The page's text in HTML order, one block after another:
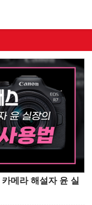
메라 해설자 윤 실